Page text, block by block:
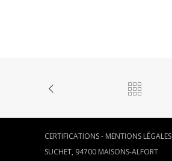
CERTIFICATIONS- MENTIONS LÉGALES
SUCHET, 94700 MAISONS-ALFORT